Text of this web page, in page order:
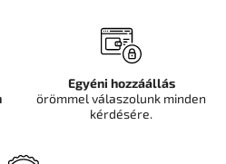
Egyéni hozzáállás
örömmel válaszolunk minden
kérdésére.